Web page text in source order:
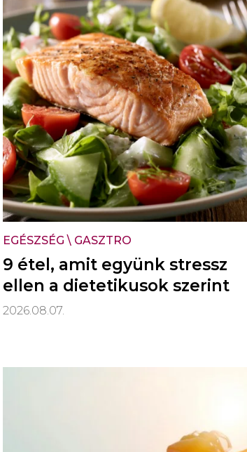
EGÉSZSÉG \ GASZTRO
9 étel, amit együnk stressz
ellen a dietetikusok szerint
2026.08.07.